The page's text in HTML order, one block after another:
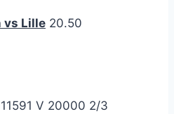
vs Lille 20.50
V 20000 2/3